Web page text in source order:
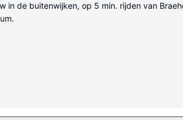
in de buitenwijken, op 5 min. rijden van
en haardrogers. Bij de voorzieningen horen